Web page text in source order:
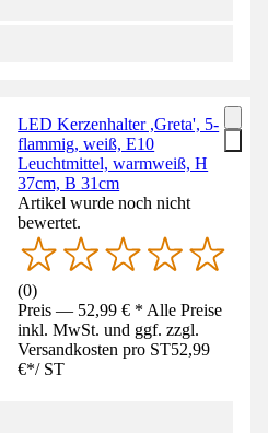
LED Kerzenhalter ,Greta', 5-
flammig, weiß, E10
Leuchtmittel, warmweiß, H
37cm, B 31cm
Artikel wurde noch nicht
bewertet.
(0)
Preis — 52,99 € * Alle Preise
inkl. MwSt. und ggf. zzgl.
Versandkosten pro ST52,99
€*/ ST